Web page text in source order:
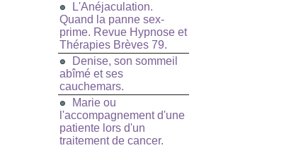
L'Anéjaculation.
Quand la panne sex-
prime. Revue Hypnose et
Thérapies Brèves 79.
Denise, son sommeil
abîmé et ses
cauchemars.
Marie ou
l'accompagnement d'une
patiente lors d'un
traitement de cancer.